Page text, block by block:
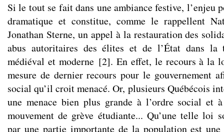
Si le tout se fait dans une ambiance festive, l’enjeu
dramatique et constitue, comme le rappellent
Jonathan Sterne, un appel à la restauration des
abus autoritaires des élites et de l’État dans
médiéval et moderne[2]. En effet, le recours à la
mesure de dernier recours pour le gouvernement
social qu’il croit menacé. Or, plusieurs Québécois
une menace bien plus grande à l’ordre social et
mouvement de grève étudiante... Qu’une telle loi
par une partie importante de la population est